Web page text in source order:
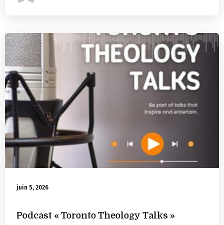
juin 5, 2026
Podcast « Toronto Theology Talks »